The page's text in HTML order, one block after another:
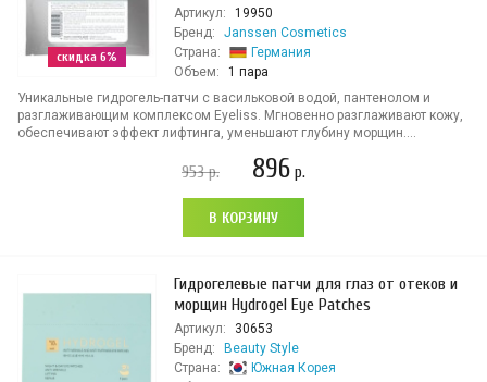
скидка 6%
Артикул:
19950
Бренд:
Janssen Cosmetics
Страна:
Германия
Объем:
1 пара
Уникальные гидрогель-патчи с васильковой водой, пантенолом и
разглаживающим комплексом Eyeliss. Мгновенно разглаживают кожу,
обеспечивают эффект лифтинга, уменьшают глубину морщин....
953р. 896 р.
В КОРЗИНУ
Гидрогелевые патчи для глаз от отеков и
морщин Hydrogel Eye Patches
Артикул:
30653
Бренд:
Beauty Style
Страна:
Южная Корея